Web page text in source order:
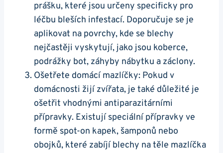
prášku, které jsou určeny specificky pro
léčbu bleších infestací. Doporučuje se je
aplikovat na povrchy, kde se blechy
nejčastěji vyskytují, jako jsou koberce,
podrážky bot, záhyby nábytku a záclony.
Ošetřete domácí mazlíčky: Pokud v
domácnosti žijí zvířata, je také důležité je
ošetřit vhodnými antiparazitárními
přípravky. Existují speciální přípravky ve
formě spot-on kapek, šamponů nebo
obojků, které zabíjí blechy na těle mazlíčka